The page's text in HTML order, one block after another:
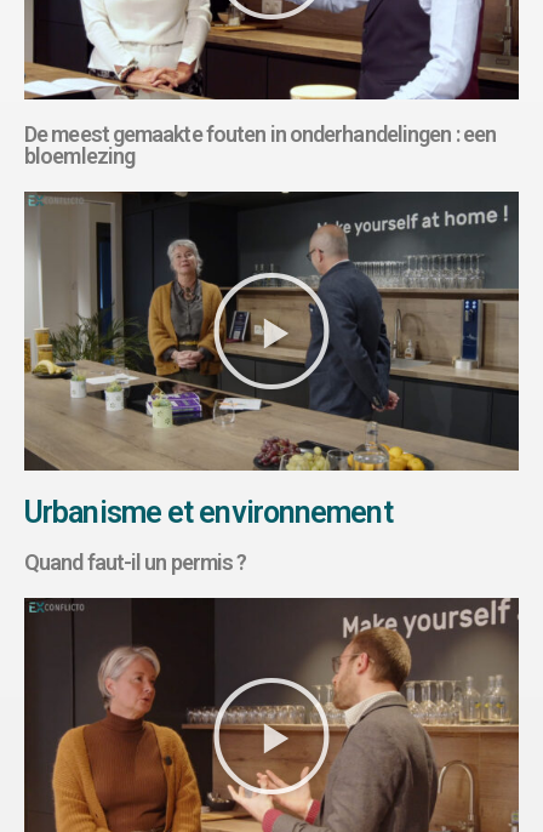
De meest gemaakte fouten in onderhandelingen : een
bloemlezing
Urbanisme et environnement
Quand faut-il un permis ?